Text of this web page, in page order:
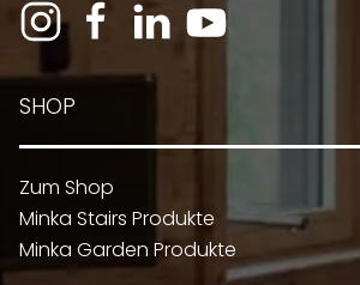
SHOP
Zum Shop
Minka Stairs Produkte
Minka Garden Produkte